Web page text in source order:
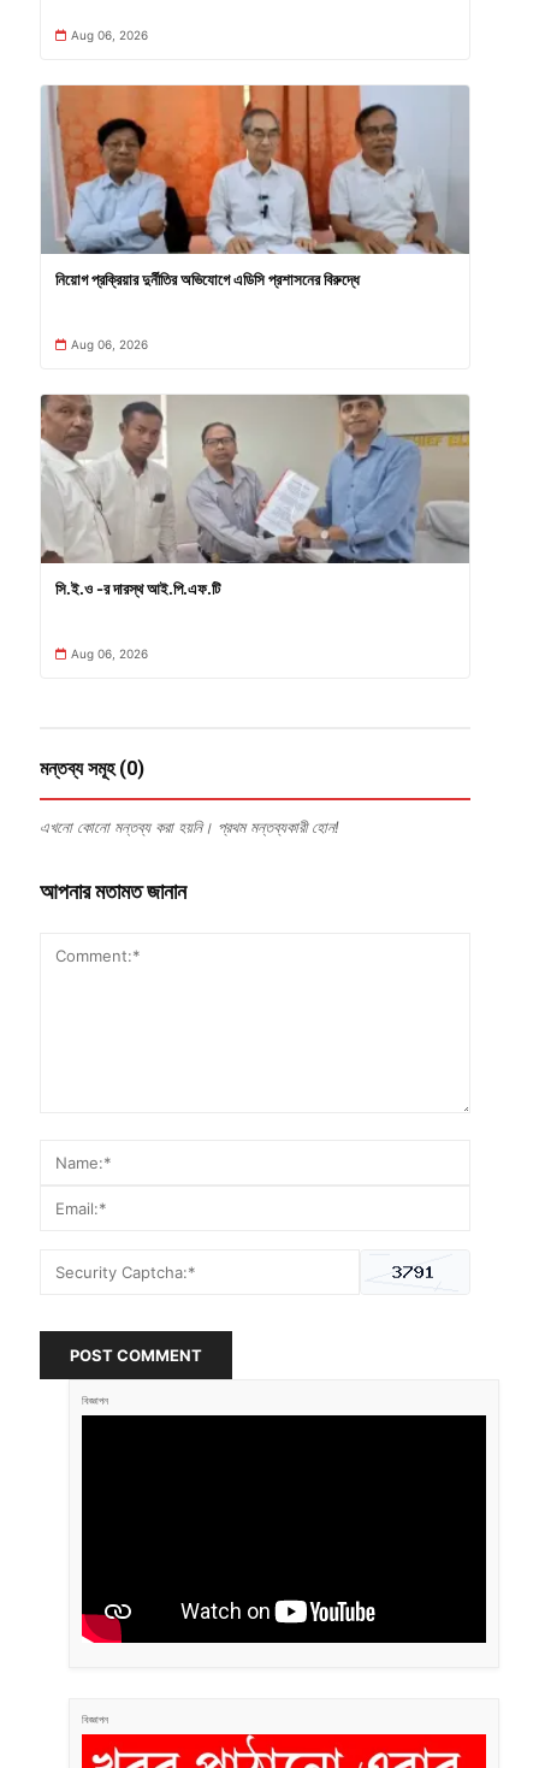
Aug 06, 2026
নিয়োগ প্রক্রিয়ার দুর্নীতির অভিযোগে এডিসি প্রশাসনের বিরুদ্ধে
Aug 06, 2026
সি.ই.ও -র দারস্থ আই.পি.এফ.টি
Aug 06, 2026
মন্তব্য সমূহ (0)
এখনো কোনো মন্তব্য করা হয়নি। প্রথম মন্তব্যকারী হোন!
আপনার মতামত জানান
POST COMMENT
বিজ্ঞাপন
বিজ্ঞাপন